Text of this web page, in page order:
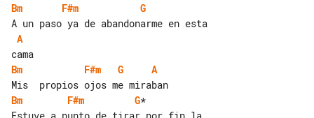
Bm
F#m
G
A
Bm
F#m G
A
Bm
F#m G*